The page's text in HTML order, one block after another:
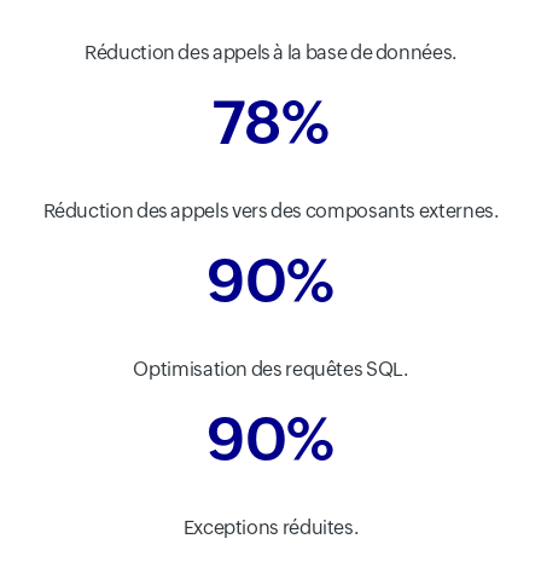
Réduction des appels à la base de données.
78%
Réduction des appels vers des composants externes.
90%
Optimisation des requêtes SQL.
90%
Exceptions réduites.